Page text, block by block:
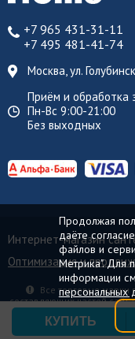
+7 965 431-31-11
+7 495 481-41-74
Москва, ул.
Приём и обработка
Пн-Вс 9:00-21:00
Без выходных
Интернет-магазин
Оптимизация и
Все торговые
составляющих частей
Продолжая
даёте
файлов и
Метрика". Для
информации
персональных